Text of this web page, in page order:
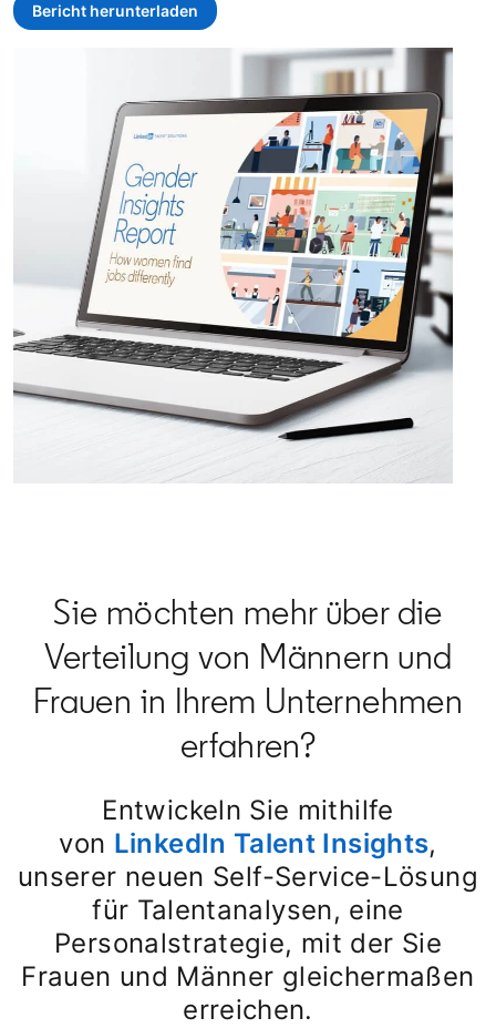
Bericht herunterladen
Sie möchten mehr über die
Verteilung von Männern und
Frauen in Ihrem Unternehmen
erfahren?
Entwickeln Sie mithilfe
von LinkedIn Talent Insights,
unserer neuen Self-Service-Lösung
für Talentanalysen, eine
Personalstrategie, mit der Sie
Frauen und Männer gleichermaßen
erreichen.